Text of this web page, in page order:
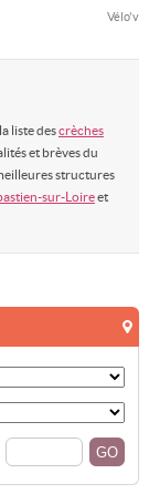
Vélo'v
liste descrèches
et brèves du
structures
sur-Loireet